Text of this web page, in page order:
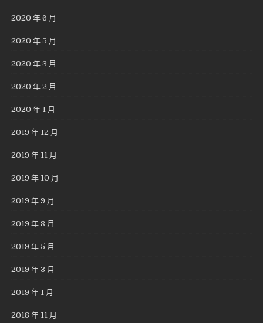
2020 年 6 月
2020 年 5 月
2020 年 3 月
2020 年 2 月
2020 年 1 月
2019 年 12 月
2019 年 11 月
2019 年 10 月
2019 年 9 月
2019 年 8 月
2019 年 5 月
2019 年 3 月
2019 年 1 月
2018 年 11 月